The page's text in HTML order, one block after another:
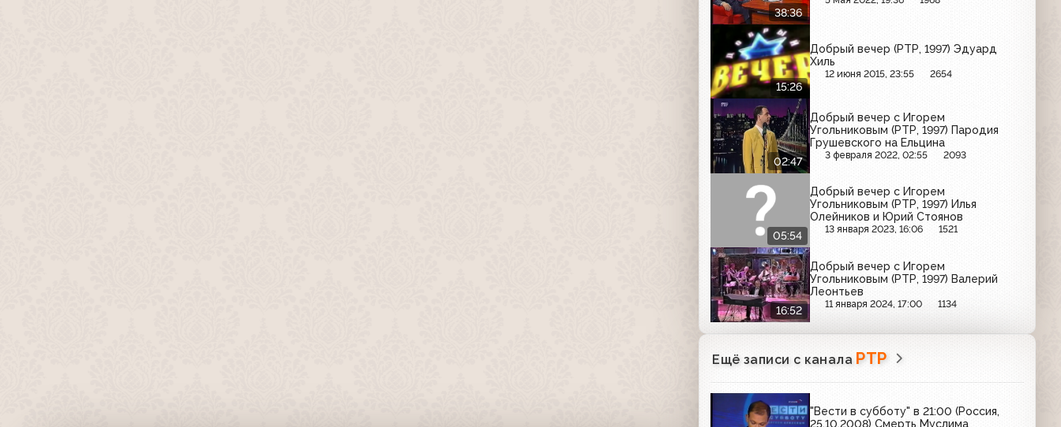
38:36
15:26
Добрый вечер (РТР, 1997) Эдуард
Хиль
12 июня 2015, 23:55 2654
02:47
Добрый вечер с Игорем
Угольниковым (РТР, 1997) Пародия
Грушевского на Ельцина
3 февраля 2022, 02:55 2093
05:54
Добрый вечер с Игорем
Угольниковым (РТР, 1997) Илья
Олейников и Юрий Стоянов
13 января 2023, 16:06 1521
16:52
Добрый вечер с Игорем
Угольниковым (РТР, 1997) Валерий
Леонтьев
11 января 2024, 17:00 1134
Ещё записи с канала РТР
"Вести в субботу" в 21:00 (Россия,
25.10.2008) Смерть Муслима